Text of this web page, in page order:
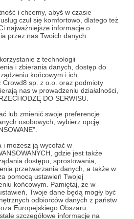
i chcemy, abyś w czasie
czuł się komfortowo, dlatego też
najważniejsze informacje o
przez nas Twoich danych
z technologii
i zbierania danych, dostęp do
końcowym i ich
Crowd8 sp. z o.o. oraz podmioty
nas w prowadzeniu działalności,
DO SERWISU.
lub zmienić swoje preferencje
osobowych, wybierz opcję
i możesz ją wycofać w
gdzie jest także
dostępu, sprostowania,
przetwarzania danych, a także w
pomocą ustawień Twojej
końcowym. Pamiętaj, że w
Twoje dane będą mogły być
odbiorców danych z państw
Europejskiego Obszaru
szczegółowe informacje na
poznać naszą kadrę? Ten
nas w czasie przerwy
z Dyrygentką i
wziąć udział w indywidualnej
naszym Emisjonarzem.
Limit: 1
gotowi otworzyć swoje
nagród z poprzednich
dodatkowo zaproszenie na
na następujące po niej